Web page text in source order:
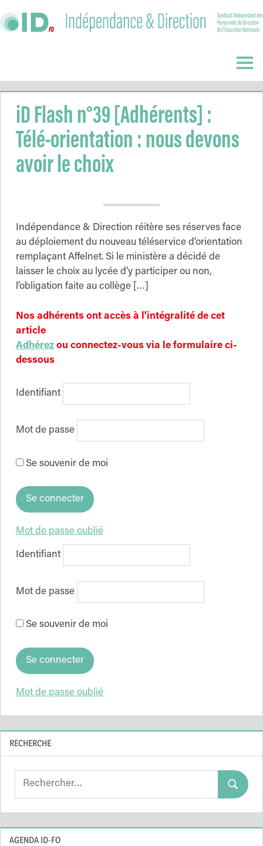
to
Direction
Menu
iD Flash n°39 [Adhérents] :
Télé-orientation : nous devons
avoir le choix
Indépendance & Direction réitère ses réserves face
au déploiement du nouveau téléservice d’orientation
remplaçant Affelnet. Si le ministère a décidé de
laisser le choix au lycée d’y participer ou non,
l’obligation faite au collège […]
Nos adhérents ont accès à l'intégralité de cet
article
Adhérezou connectez-vous via le formulaire ci-
dessous
Identifiant
Mot de passe
Se souvenir de moi
Mot de passe oublié
Identifiant
Mot de passe
Se souvenir de moi
Mot de passe oublié
RECHERCHE
Search
Search
AGENDA ID-FO